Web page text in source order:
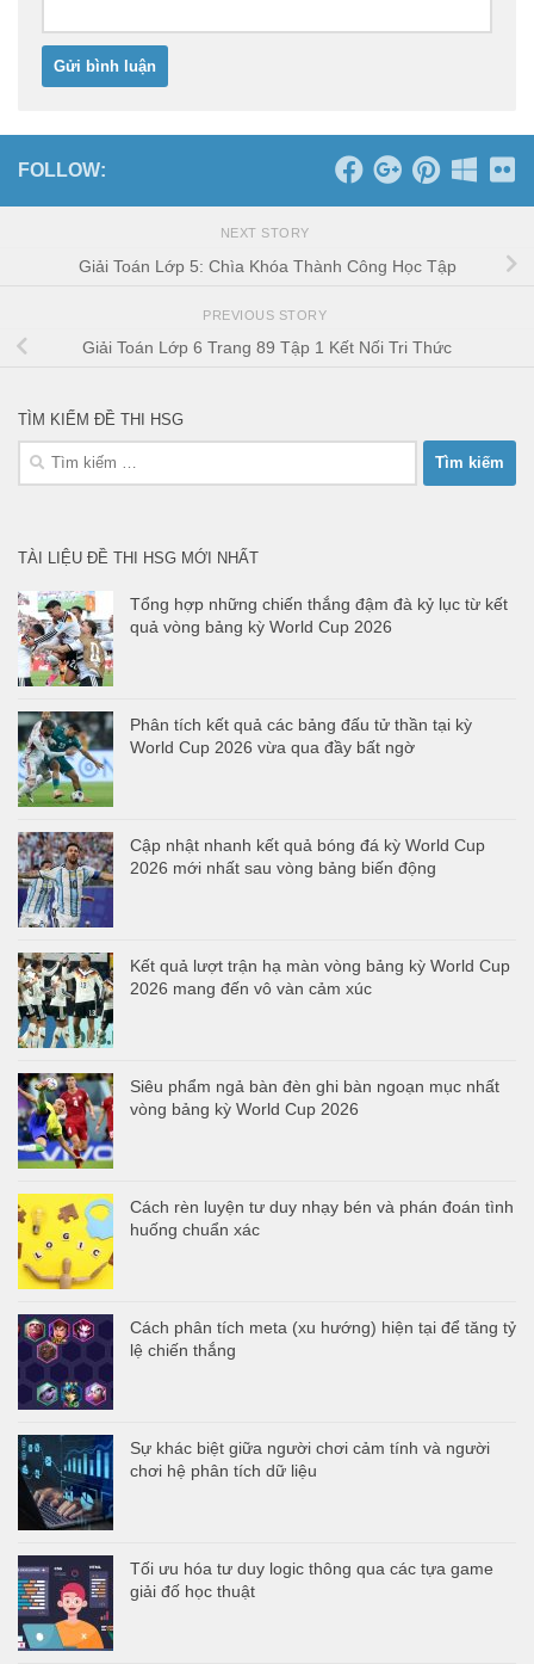
FOLLOW:
NEXT STORY
Giải Toán Lớp 5: Chìa Khóa Thành Công Học Tập
PREVIOUS STORY
Giải Toán Lớp 6 Trang 89 Tập 1 Kết Nối Tri Thức
TÌM KIẾM ĐỀ THI HSG
Tìm
TÀI LIỆU ĐỀ THI HSG MỚI NHẤT
Tổng hợp những chiến thắng đậm đà kỷ lục từ kết
quả vòng bảng kỳ World Cup 2026
Phân tích kết quả các bảng đấu tử thần tại kỳ
World Cup 2026 vừa qua đầy bất ngờ
Cập nhật nhanh kết quả bóng đá kỳ World Cup
2026 mới nhất sau vòng bảng biến động
Kết quả lượt trận hạ màn vòng bảng kỳ World Cup
2026 mang đến vô vàn cảm xúc
Siêu phẩm ngả bàn đèn ghi bàn ngoạn mục nhất
vòng bảng kỳ World Cup 2026
Cách rèn luyện tư duy nhạy bén và phán đoán tình
huống chuẩn xác
Cách phân tích meta (xu hướng) hiện tại để tăng tỷ
lệ chiến thắng
Sự khác biệt giữa người chơi cảm tính và người
chơi hệ phân tích dữ liệu
Tối ưu hóa tư duy logic thông qua các tựa game
giải đố học thuật